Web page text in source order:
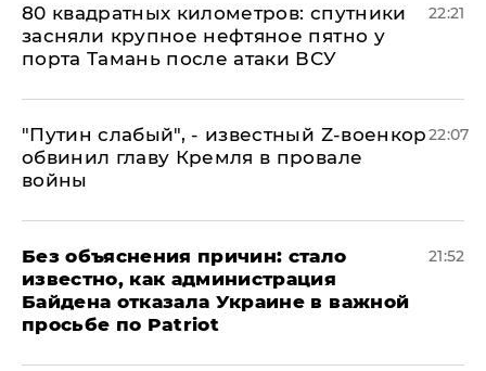
80 квадратных километров: спутники
засняли крупное нефтяное пятно у
порта Тамань после атаки ВСУ
22:21
​"Путин слабый", - известный Z-военкор
обвинил главу Кремля в провале
войны
22:07
Без объяснения причин: стало
известно, как администрация
Байдена отказала Украине в важной
просьбе по Patriot
21:52